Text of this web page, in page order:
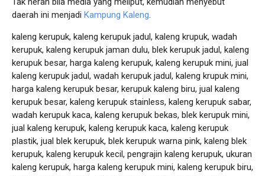
daerah ini menjadi Kampung Kaleng.
kaleng kerupuk, kaleng kerupuk jadul, kaleng krupuk, wadah
kerupuk, kaleng kerupuk jaman dulu, blek kerupuk jadul, kaleng
kerupuk besar, harga kaleng kerupuk, kaleng kerupuk mini, jual
kaleng kerupuk jadul, wadah kerupuk jadul, kaleng krupuk mini,
harga kaleng kerupuk besar, kerupuk kaleng biru, jual kaleng
kerupuk besar, kaleng kerupuk stainless, kaleng kerupuk sabar,
wadah kerupuk kaca, kaleng kerupuk bekas, blek kerupuk mini,
jual kaleng kerupuk, kaleng kerupuk kaca, kaleng kerupuk
plastik, jual blek kerupuk, blek kerupuk warna pink, kaleng blek
kerupuk, kaleng kerupuk kecil, pengrajin kaleng kerupuk, ukuran
kaleng kerupuk, harga kaleng kerupuk mini, kaleng kerupuk biru,